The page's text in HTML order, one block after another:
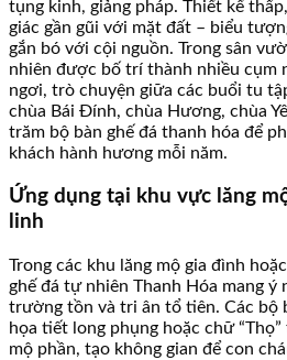
tụng kinh, giảng pháp. Thiết kế
giác gần gũi với mặt đất – biểu
gắn bó với cội nguồn. Trong sân
nhiên được bố trí thành nhiều cụm
ngơi, trò chuyện giữa các buổi tu
chùa Bái Đính, chùa Hương, chùa
trăm bộ bàn ghế đá thanh hóa để
khách hành hương mỗi năm.
Ứng dụng tại khu vực lăng
linh
Trong các khu lăng mộ gia đình
ghế đá tự nhiên Thanh Hóa mang ý
trường tồn và tri ân tổ tiên. Các bộ
họa tiết long phụng hoặc chữ
mộ phần, tạo không gian để con